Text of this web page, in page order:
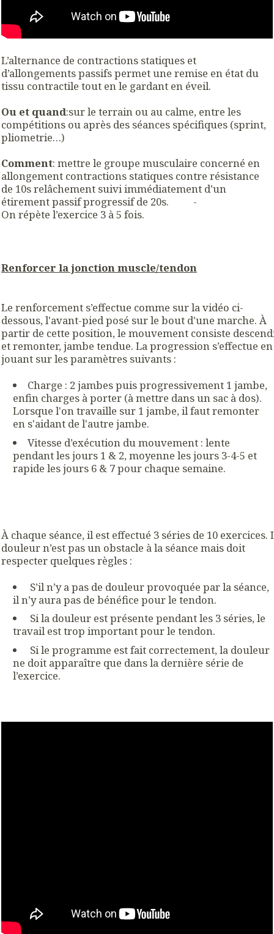
L’alternance de contractions statiques et
d’allongements passifs permet une remise en état du
tissu contractile tout en le gardant en éveil.
Ou et quand:sur le terrain ou au calme, entre les
compétitions ou après des séances spécifiques (sprint,
pliometrie…)
Comment: mettre le groupe musculaire concerné en
allongement contractions statiques contre résistance
de 10s relâchement suivi immédiatement d’un
étirement passif progressif de 20s. -
On répète l’exercice 3 à 5 fois.
Renforcer la jonction muscle/tendon
Le renforcement s’effectue comme sur la vidéo ci-
dessous, l'avant-pied posé sur le bout d'une marche. À
partir de cette position, le mouvement consiste
et remonter, jambe tendue. La progression s’effectue en
jouant sur les paramètres suivants :
Charge : 2 jambes puis progressivement 1 jambe,
enfin charges à porter (à mettre dans un sac à dos).
Lorsque l'on travaille sur 1 jambe, il faut remonter
en s'aidant de l'autre jambe.
Vitesse d’exécution du mouvement : lente
pendant les jours 1 & 2, moyenne les jours 3-4-5 et
rapide les jours 6 & 7 pour chaque semaine.
À chaque séance, il est effectué 3 séries de 10 exercices.
douleur n’est pas un obstacle à la séance mais doit
respecter quelques règles :
S’il n’y a pas de douleur provoquée par la séance,
il n’y aura pas de bénéfice pour le tendon.
Si la douleur est présente pendant les 3 séries, le
travail est trop important pour le tendon.
Si le programme est fait correctement, la douleur
ne doit apparaître que dans la dernière série de
l’exercice.